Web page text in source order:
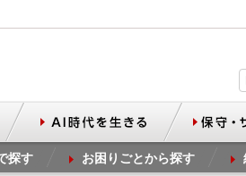
探す お困りごとから探す